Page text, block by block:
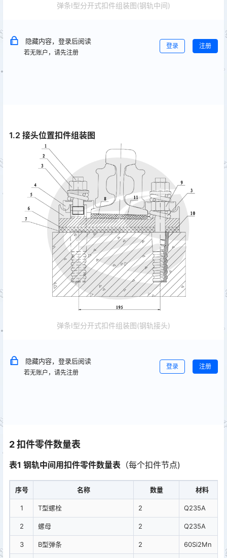
弹条Ⅰ型分开式扣件组装图(钢轨中间)
隐藏内容，登录后阅读
若无账户，请先注册
登录 注册
1.2 接头位置扣件组装图
弹条Ⅰ型分开式扣件组装图(钢轨接头)
隐藏内容，登录后阅读
若无账户，请先注册
登录 注册
2 扣件零件数量表
表1 钢轨中间用扣件零件数量表 （每个扣件节点)
序号 名称 数量 材料
1 T型螺栓 2 Q235A
2 螺母 2 Q235A
3 B型弹条 2 60Si2Mn